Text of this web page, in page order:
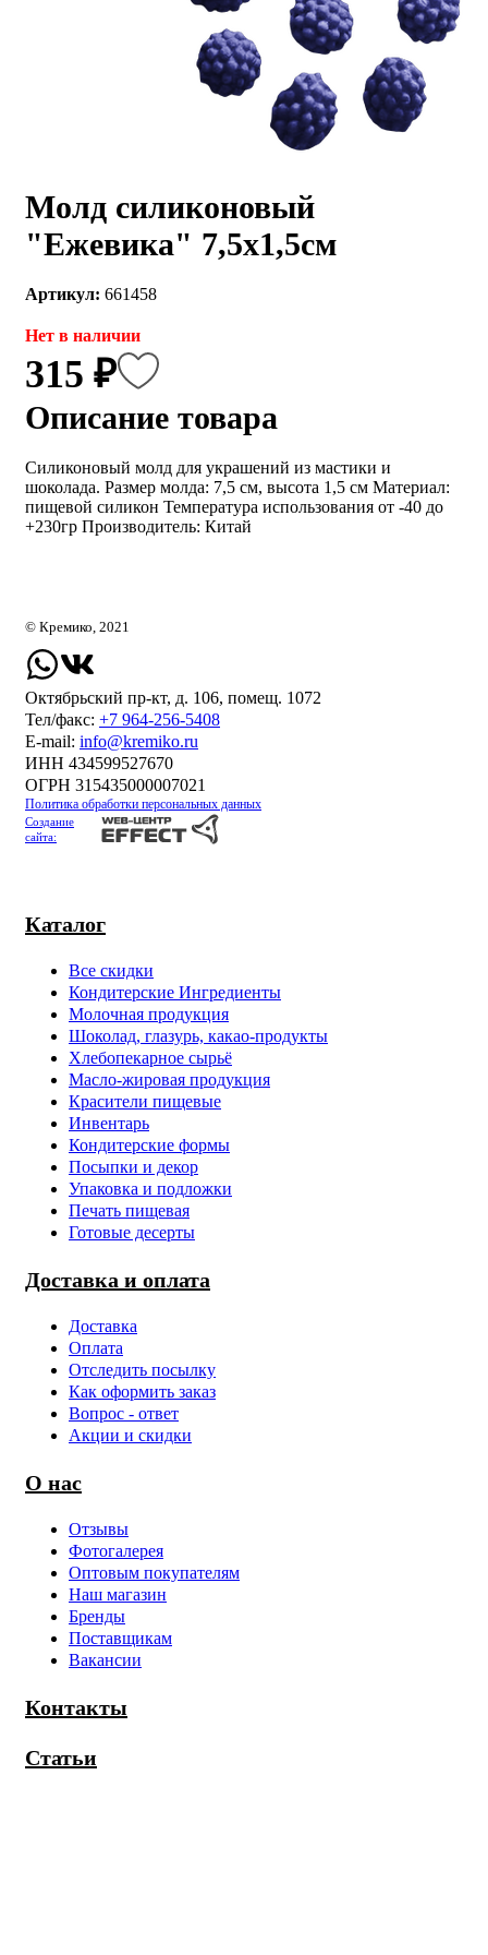
Молд силиконовый
"Ежевика" 7,5х1,5см
Артикул: 661458
Нет в наличии
315 ₽
Описание товара
Силиконовый молд для украшений из мастики и
шоколада. Размер молда: 7,5 см, высота 1,5 см Материал:
пищевой силикон Температура использования от -40 до
+230гр Производитель: Китай
Каталог
Все скидки
Кондитерские Ингредиенты
Молочная продукция
Шоколад, глазурь, какао-продукты
Хлебопекарное сырьё
Масло-жировая продукция
Красители пищевые
Инвентарь
Кондитерские формы
Посыпки и декор
Упаковка и подложки
Печать пищевая
Готовые десерты
Доставка и оплата
Доставка
Оплата
Отследить посылку
Как оформить заказ
Вопрос - ответ
Акции и скидки
О нас
Отзывы
Фотогалерея
Оптовым покупателям
Наш магазин
Бренды
Поставщикам
Вакансии
Контакты
Статьи
© Кремико, 2021
Октябрьский пр-кт, д. 106, помещ. 1072
Тел/факс: +7 964-256-5408
Е-mail: info@kremiko.ru
ИНН 434599527670
ОГРН 315435000007021
Политика обработки персональных данных
Создание
сайта: